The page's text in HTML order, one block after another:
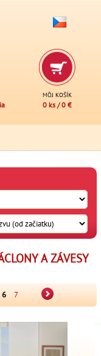
MÔJ KOŠÍK
0 ks /0 €
A ZÁVESY
6 7